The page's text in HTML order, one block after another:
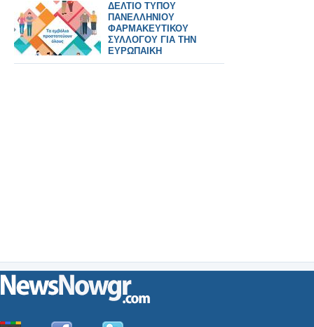
ΔΕΛΤΙΟ ΤΥΠΟΥ
ΠΑΝΕΛΛΗΝΙΟΥ
ΦΑΡΜΑΚΕΥΤΙΚΟΥ
ΣΥΛΛΟΓΟΥ ΓΙΑ ΤΗΝ
ΕΥΡΩΠΑΙΚΗ
ΕΒΔΟΜΑΔΑ